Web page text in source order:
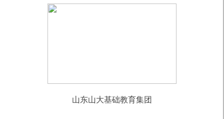
山东山大基础教育集团